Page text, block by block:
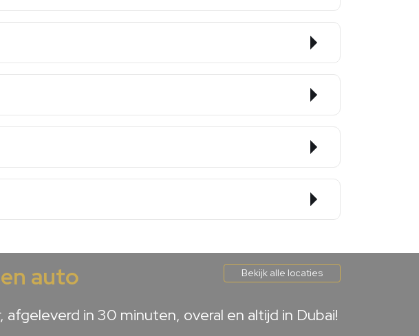
auto Bekijk alle locaties
in 30 minuten, overal en altijd in Dubai!